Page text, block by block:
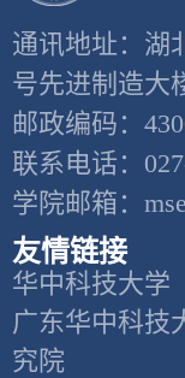
通讯地址：湖
号先进制造大
邮政编码：
联系电话：
学院邮箱：
友情链接
华中科技大学
广东华中科技
究院